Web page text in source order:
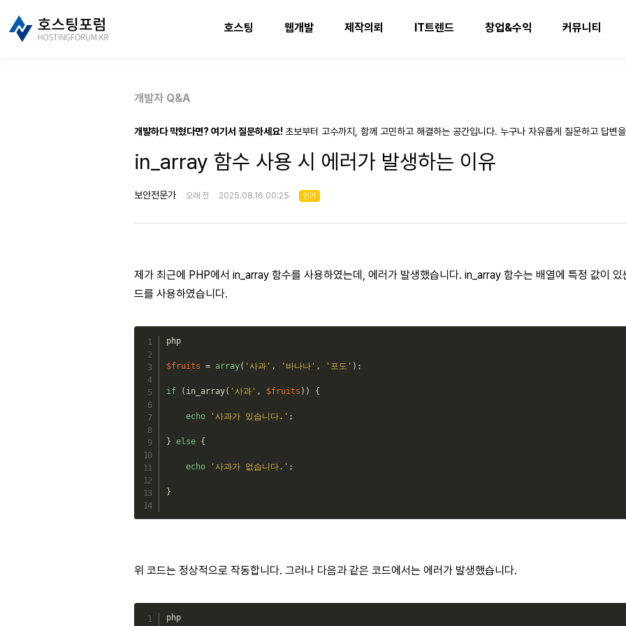
호스팅 웹개발 제작의뢰 IT트렌드 창업&수익 커뮤니티
개발자 Q&A
개발하다 막혔다면? 여기서 질문하세요! 초보부터 고수까지, 함께 고민하고 해결하는 공간입니다. 누구나 자유롭게 질문하고 답변
in_array 함수 사용 시 에러가 발생하는 이유
보안전문가 오래 전 2025.08.16 00:25 인기
제가 최근에 PHP에서 in_array 함수를 사용하였는데, 에러가 발생했습니다. in_array 함수는 배열에 특정 값이
드를 사용하였습니다.
php
$fruits = array( '사과' , '바나나' , '포도' ) ;
if ( in_array( '사과' , $fruits ) ) {
echo '사과가 있습니다.' ;
} else {
echo '사과가 없습니다.' ;
}
위 코드는 정상적으로 작동합니다. 그러나 다음과 같은 코드에서는 에러가 발생했습니다.
php